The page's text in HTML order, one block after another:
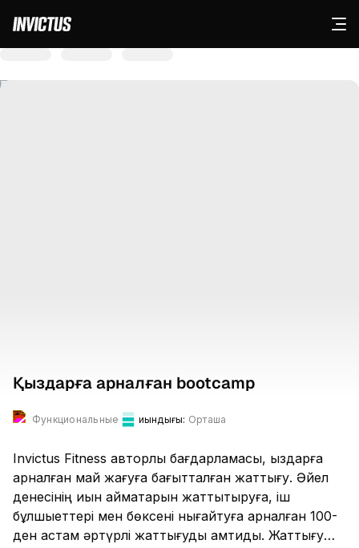
Қыздарға арналған bootcamp
Функциональные Қиындығы: Орташа
Invictus Fitness авторлық бағдарламасы, қыздарға
арналған май жағуға бағытталған жаттығу. Әйел
денесінің қиын аймақтарын жаттықтыруға, іш
бұлшықеттері мен бөксені нығайтуға арналған 100-
ден астам әртүрлі жаттығуды қамтиды. Жаттығу